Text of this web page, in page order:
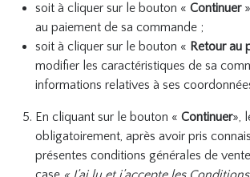
soit à cliquer sur le bouton « Continuer
au paiement de sa commande ;
soit à cliquer sur le bouton « Retour au
modifier les caractéristiques de sa
informations relatives à ses
En cliquant sur le bouton « Continuer»,
obligatoirement, après avoir pris
présentes conditions générales de